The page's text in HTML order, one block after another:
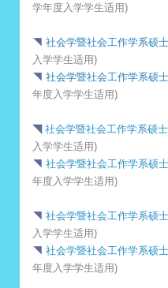
学年度入学学生适用)
◥ 社会学暨社会工作学系硕
入学学生适用)
◥ 社会学暨社会工作学系硕
年度入学学生适用)
◥ 社会学暨社会工作学系硕
入学学生适用)
◥ 社会学暨社会工作学系硕
年度入学学生适用)
◥ 社会学暨社会工作学系硕
入学学生适用)
◥ 社会学暨社会工作学系硕
年度入学学生适用)